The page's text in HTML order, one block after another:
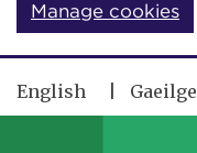
Manage cookies
English Gaeilge